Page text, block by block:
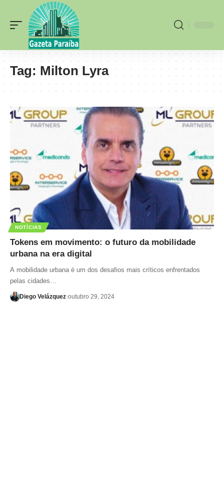
Tag: Milton Lyra
NOTÍCIAS
Tokens em movimento: o futuro da mobilidade
urbana na era digital
A mobilidade urbana é um dos desafios mais críticos enfrentados
pelas cidades…
Diego Velázquez outubro 29, 2024